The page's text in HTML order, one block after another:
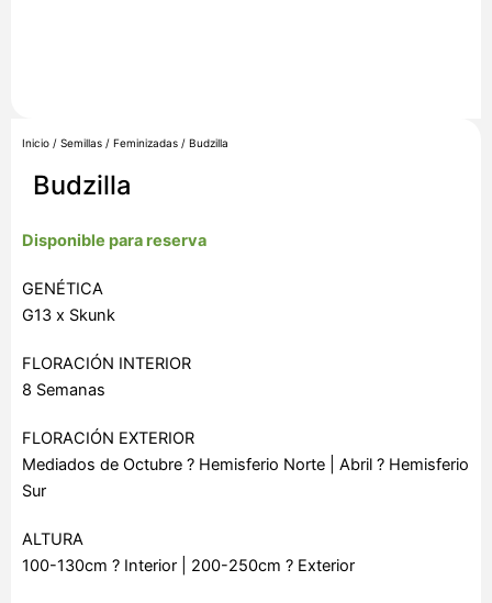
Inicio / Semillas / Feminizadas / Budzilla
Budzilla
Disponible para reserva
GENÉTICA
G13 x Skunk
FLORACIÓN INTERIOR
8 Semanas
FLORACIÓN EXTERIOR
Mediados de Octubre ? Hemisferio Norte | Abril ? Hemisferio
Sur
ALTURA
100-130cm ? Interior | 200-250cm ? Exterior